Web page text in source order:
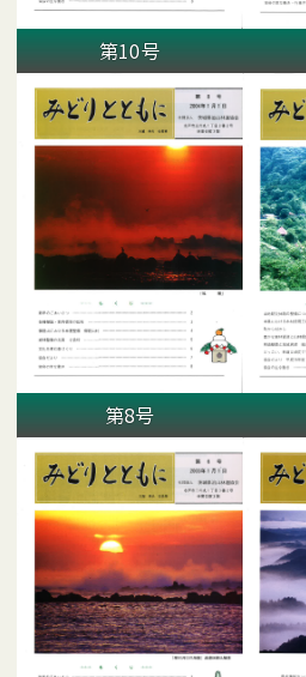
第10号
第8号